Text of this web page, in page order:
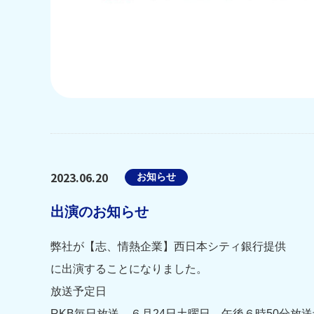
2023.06.20 お知らせ
出演のお知らせ
弊社が【志、情熱企業】西日本シティ銀行提供
に出演することになりました。
放送予定日